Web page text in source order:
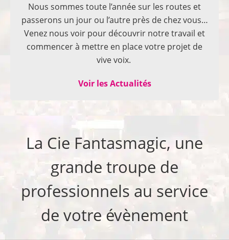
Nous sommes toute l’année sur les routes et
passerons un jour ou l’autre près de chez vous…
Venez nous voir pour découvrir notre travail et
commencer à mettre en place votre projet de
vive voix.
Voir les Actualités
La Cie Fantasmagic, une
grande troupe de
professionnels au service
de votre évènement